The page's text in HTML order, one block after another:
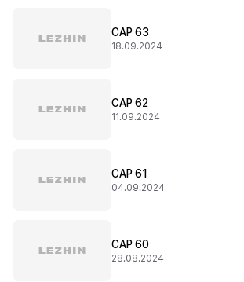
CAP 63
18.09.2024
CAP 62
11.09.2024
CAP 61
04.09.2024
CAP 60
28.08.2024